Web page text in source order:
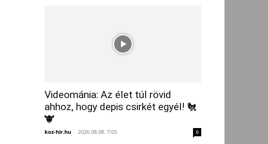
Videománia: Az élet túl rövid
ahhoz, hogy depis csirkét egyél! 🐔
🐮
koz-hir.hu - 2026.08.08. 7:05 0